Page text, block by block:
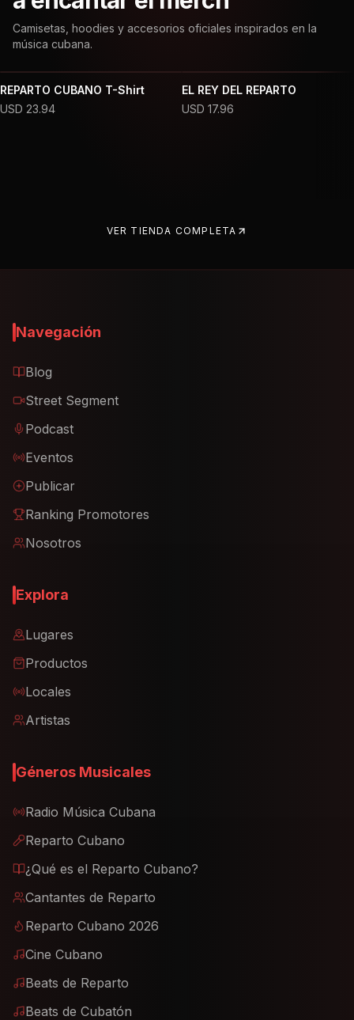
Camisetas, hoodies y accesorios oficiales inspirados en la
música cubana.
REPARTO CUBANO T-Shirt
USD 23.94
EL REY DEL REPARTO
USD 17.96
VER TIENDA COMPLETA
Navegación
Blog
Street Segment
Podcast
Eventos
Publicar
Ranking Promotores
Nosotros
Explora
Lugares
Productos
Locales
Artistas
Géneros Musicales
Radio Música Cubana
Reparto Cubano
¿Qué es el Reparto Cubano?
Cantantes de Reparto
Reparto Cubano 2026
Cine Cubano
Beats de Reparto
Beats de Cubatón